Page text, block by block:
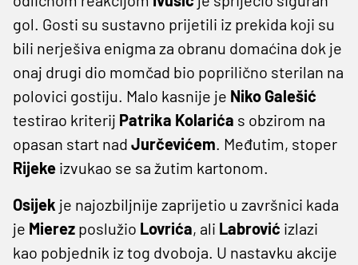
gol. Gosti su sustavno prijetili iz prekida koji su
bili nerješiva enigma za obranu domaćina dok je
onaj drugi dio momčad bio poprilično sterilan na
polovici gostiju. Malo kasnije je Niko Galešić
testirao kriterij Patrika Kolarića s obzirom na
opasan start nad Jurčevićem . Međutim, stoper
Rijeke izvukao se sa žutim kartonom.
Osijek je najozbiljnije zaprijetio u završnici kada
je Mierez poslužio Lovrića, ali Labrović izlazi
kao pobjednik iz tog dvoboja. U nastavku akcije